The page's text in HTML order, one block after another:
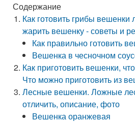
Содержание
Как готовить грибы
жарить вешенку - советы и
Как правильно готовить
Вешенка в чесночном
Как приготовить вешенки,
Что можно приготовить из
Лесные вешенки. Ложные
отличить, описание, фото
Вешенка оранжевая